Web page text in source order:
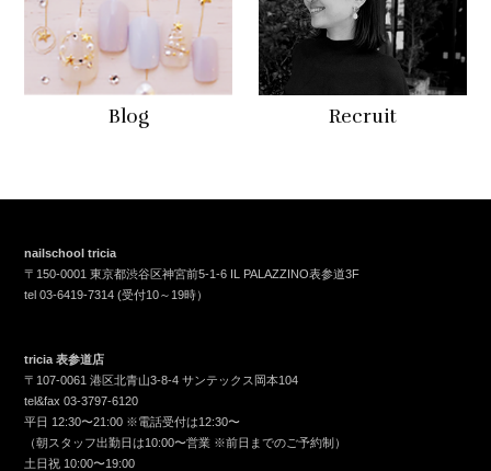
Blog Recruit
nailschool tricia
〒150-0001 東京都渋谷区神宮前5-1-6 IL PALAZZINO表参道3F
tel03-6419-7314 (受付10～19時）
tricia 表参道店
〒107-0061 港区北青山3-8-4 サンテックス岡本104
tel&fax03-3797-6120
平日 12:30〜21:00 ※電話受付は12:30〜
（朝スタッフ出勤日は10:00〜営業 ※前日までのご予約制）
土日祝 10:00〜19:00